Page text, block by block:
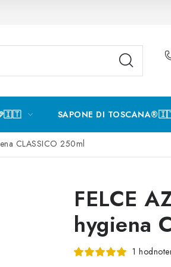
SAPONE DI
CLASSICO 250ml
FELCE
hygiena
1